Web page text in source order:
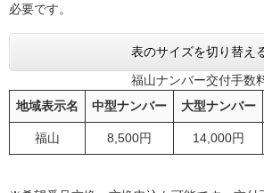
必要です。
表のサイズを切り替え
地域表示名 中型ナンバー 大型ナンバー
福山ナンバー交付手数
福山 8,500円 14,000円